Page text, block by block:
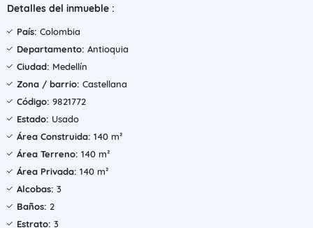
Detalles del inmueble :
País: Colombia
Departamento: Antioquia
Ciudad: Medellín
Zona / barrio: Castellana
Código: 9821772
Estado: Usado
Área Construida: 140 m²
Área Terreno: 140 m²
Área Privada: 140 m²
Alcobas: 3
Baños: 2
Estrato: 3